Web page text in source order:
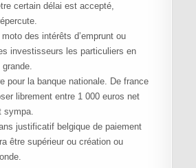
certain délai est accepté,
des intérêts d’emprunt ou
investisseurs les particuliers en
pour la banque nationale. De france
librement entre 1 000 euros net
sympa.
justificatif belgique de paiement
être supérieur ou création ou